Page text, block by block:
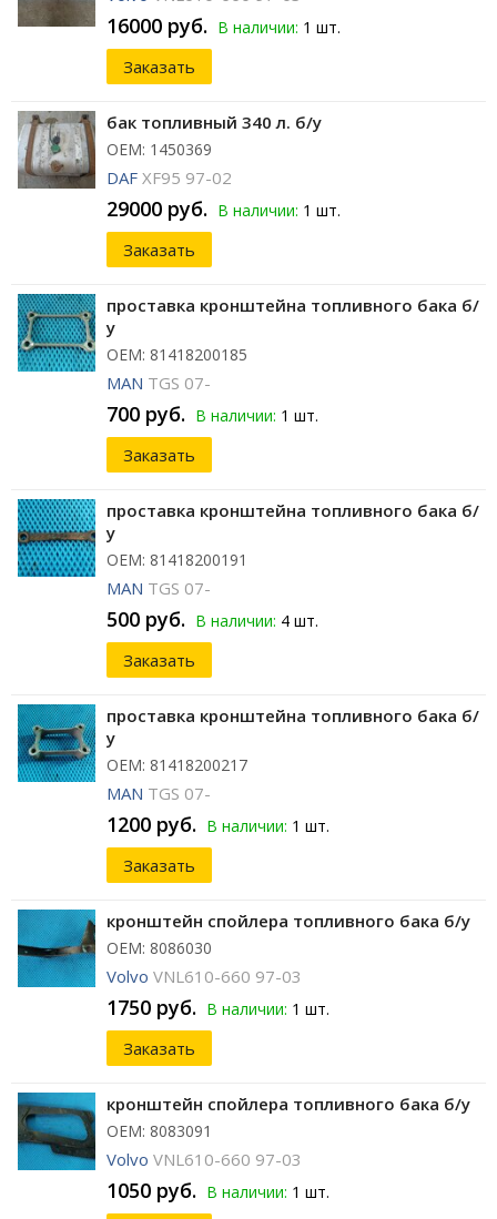
16000 руб. В наличии: 1 шт.
Заказать
бак топливный 340 л. б/у
ОЕМ: 1450369
DAF XF95 97-02
29000 руб. В наличии: 1 шт.
Заказать
проставка кронштейна топливного бака б/
у
ОЕМ: 81418200185
MAN TGS 07-
700 руб. В наличии: 1 шт.
Заказать
проставка кронштейна топливного бака б/
у
ОЕМ: 81418200191
MAN TGS 07-
500 руб. В наличии: 4 шт.
Заказать
проставка кронштейна топливного бака б/
у
ОЕМ: 81418200217
MAN TGS 07-
1200 руб. В наличии: 1 шт.
Заказать
кронштейн спойлера топливного бака б/у
ОЕМ: 8086030
Volvo VNL610-660 97-03
1750 руб. В наличии: 1 шт.
Заказать
кронштейн спойлера топливного бака б/у
ОЕМ: 8083091
Volvo VNL610-660 97-03
1050 руб. В наличии: 1 шт.